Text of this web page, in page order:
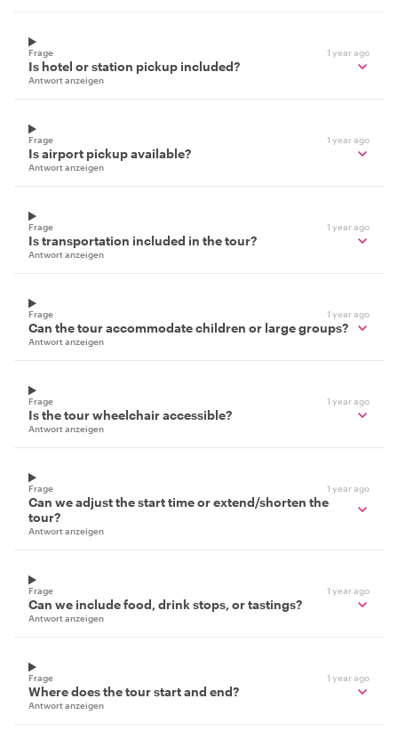
Frage 1 year ago
Is hotel or station pickup included?
Antwort anzeigen
Frage 1 year ago
Is airport pickup available?
Antwort anzeigen
Frage 1 year ago
Is transportation included in the tour?
Antwort anzeigen
Frage 1 year ago
Can the tour accommodate children or large groups?
Antwort anzeigen
Frage 1 year ago
Is the tour wheelchair accessible?
Antwort anzeigen
Frage 1 year ago
Can we adjust the start time or extend/shorten the
tour?
Antwort anzeigen
Frage 1 year ago
Can we include food, drink stops, or tastings?
Antwort anzeigen
Frage 1 year ago
Where does the tour start and end?
Antwort anzeigen